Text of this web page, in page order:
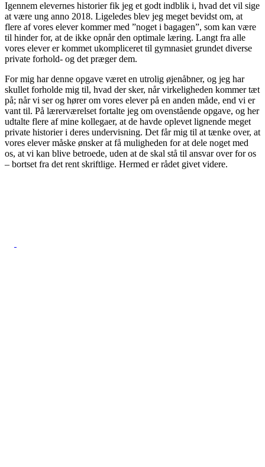
Igennem elevernes historier fik jeg et godt indblik i, hvad det vil sige
at være ung anno 2018. Ligeledes blev jeg meget bevidst om, at
flere af vores elever kommer med ”noget i bagagen”, som kan være
til hinder for, at de ikke opnår den optimale læring. Langt fra alle
vores elever er kommet ukompliceret til gymnasiet grundet diverse
private forhold- og det præger dem.
For mig har denne opgave været en utrolig øjenåbner, og jeg har
skullet forholde mig til, hvad der sker, når virkeligheden kommer tæt
på; når vi ser og hører om vores elever på en anden måde, end vi er
vant til. På lærerværelset fortalte jeg om ovenstående opgave, og her
udtalte flere af mine kollegaer, at de havde oplevet lignende meget
private historier i deres undervisning. Det får mig til at tænke over, at
vores elever måske ønsker at få muligheden for at dele noget med
os, at vi kan blive betroede, uden at de skal stå til ansvar over for os
– bortset fra det rent skriftlige. Hermed er rådet givet videre.